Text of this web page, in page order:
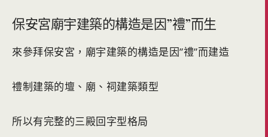
保安宮廟宇建築的構造是因”禮”而生
來參拜保安宮，廟宇建築的構造是因”禮”而建造
禮制建築的壇、廟、祠建築類型
所以有完整的三殿回字型格局